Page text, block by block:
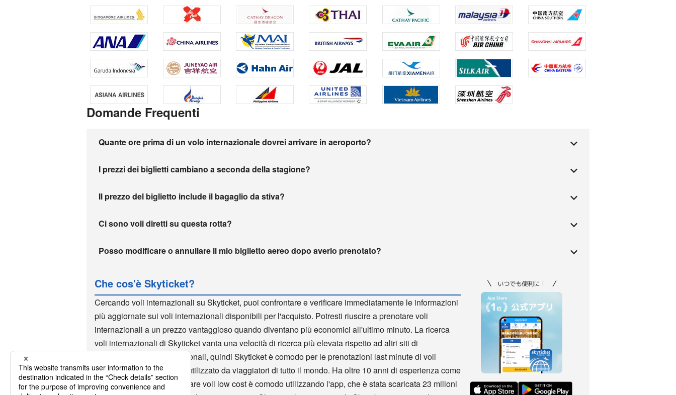
Domande Frequenti
Quante ore prima di un volo internazionale dovrei arrivare in aeroporto?
I prezzi dei biglietti cambiano a seconda della stagione?
Il prezzo del biglietto include il bagaglio da stiva?
Ci sono voli diretti su questa rotta?
Posso modificare o annullare il mio biglietto aereo dopo averlo prenotato?
Che cos'è Skyticket?
Cercando voli internazionali su Skyticket, puoi confrontare e verificare immediatamente le informazioni
più aggiornate sui voli internazionali disponibili per l'acquisto. Potresti riuscire a prenotare voli
internazionali a un prezzo vantaggioso quando diventano più economici all'ultimo minuto. La ricerca
voli internazionali di Skyticket vanta una velocità di ricerca più elevata rispetto ad altri siti di
prenotazione voli internazionali, quindi Skyticket è comodo per le prenotazioni last minute di voli
internazionali. Skyticket è utilizzato da viaggiatori di tutto il mondo. Ha oltre 10 anni di esperienza come
sito di voli low cost. Prenotare voli low cost è comodo utilizzando l'app, che è stata scaricata 23 milioni